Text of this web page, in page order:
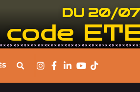
DU 20/
code